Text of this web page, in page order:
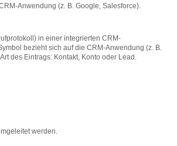
Anwendung (z. B. Google, Salesforce).
in einer integrierten CRM-
bezieht sich auf die CRM-Anwendung (z. B.
des Eintrags: Kontakt, Konto oder Lead.
werden.